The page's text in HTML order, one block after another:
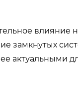
влияние
замкнутых
актуальными